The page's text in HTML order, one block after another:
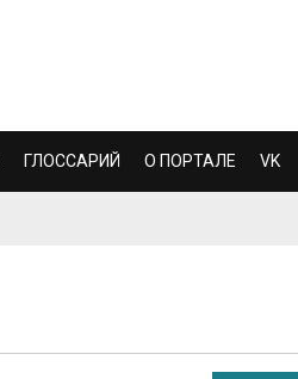
ГЛОССАРИЙ О ПОРТАЛЕ VK